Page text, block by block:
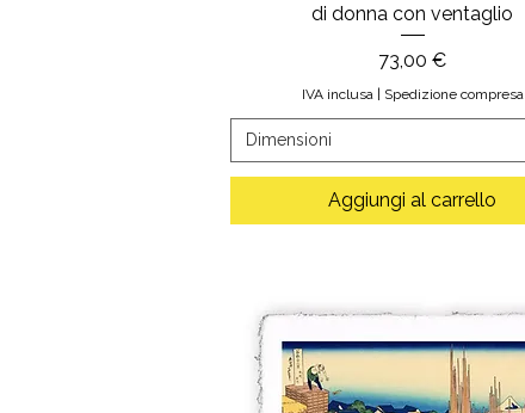
di donna con ventaglio
Prezzo
73,00 €
IVA inclusa | Spedizione compresa
Dimensioni
Aggiungi al carrello